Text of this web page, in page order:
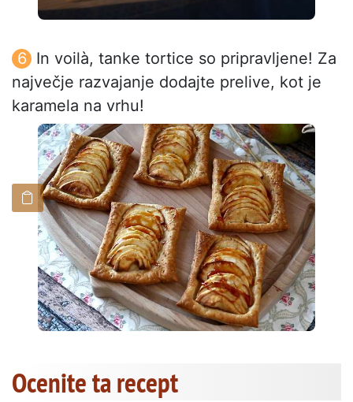
In voilà, tanke tortice so pripravljene! Za
največje razvajanje dodajte prelive, kot je
karamela na vrhu!
Ocenite ta recept